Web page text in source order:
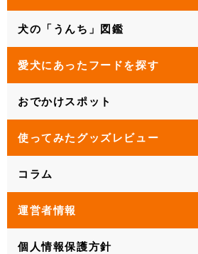
犬の「うんち」図鑑
愛犬にあったフードを探す
おでかけスポット
使ってみたグッズレビュー
コラム
運営者情報
個人情報保護方針